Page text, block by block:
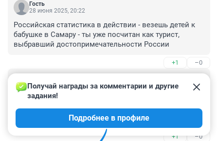
Гость
28 июня 2025, 20:22
Российская статистика в действии - везешь детей к
бабушке в Самару - ты уже посчитан как турист,
выбравший достопримечательности России
+1 –0
28 июня 2025, 14:57
ну если единственный критерий для отдыха цена - то
сидите дома и купайтесь в ванной. По моему человек
летит не просто что бы полетать, а туда, где ему
нравится..
+1 –0
Получай награды за комментарии и другие
задания!
Подробнее в профиле